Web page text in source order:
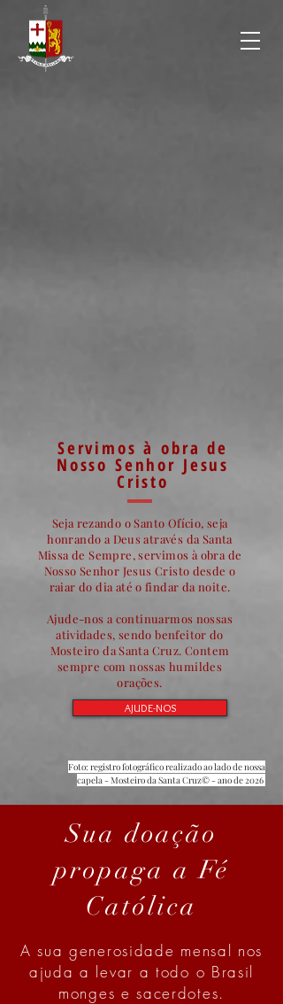
Servimos à obra de
Nosso Senhor Jesus
Cristo
Seja rezando o Santo Ofício, seja
honrando a Deus através da Santa
Missa de Sempre, servimos à obra de
Nosso Senhor Jesus Cristo desde o
raiar do dia até o findar da noite.
Ajude-nos a continuarmos nossas
atividades, sendo benfeitor do
Mosteiro da Santa Cruz. Contem
sempre com nossas humildes
orações.
AJUDE-NOS
Foto: registro fotográfico realizado ao lado de nossa
capela- Mosteiro da Santa Cruz© - ano de 2026
Sua doação
propaga a Fé
Católica
A sua generosidade mensal nos
ajuda a levar a todo o Brasil
monges e sacerdotes.